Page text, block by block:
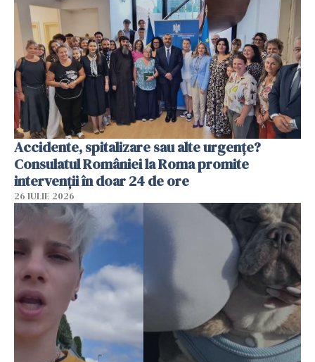
Accidente, spitalizare sau alte urgențe?
Consulatul României la Roma promite
intervenții în doar 24 de ore
26 IULIE 2026